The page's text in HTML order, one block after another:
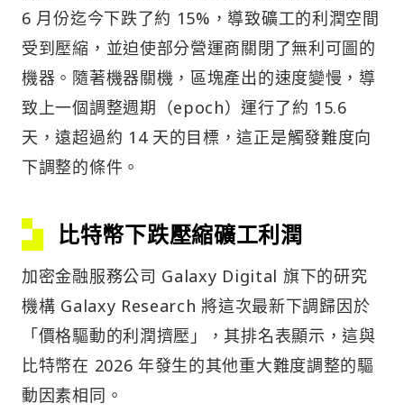
6 月份迄今下跌了約 15%，導致礦工的利潤空間
受到壓縮，並迫使部分營運商關閉了無利可圖的
機器。隨著機器關機，區塊產出的速度變慢，導
致上一個調整週期（epoch）運行了約 15.6
天，遠超過約 14 天的目標，這正是觸發難度向
下調整的條件。
比特幣下跌壓縮礦工利潤
加密金融服務公司 Galaxy Digital 旗下的研究
機構 Galaxy Research 將這次最新下調歸因於
「價格驅動的利潤擠壓」，其排名表顯示，這與
比特幣在 2026 年發生的其他重大難度調整的驅
動因素相同。